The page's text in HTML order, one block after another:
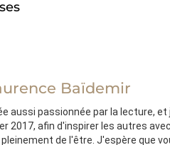
Baïdemir
aussi passionnée par la lecture, et
2017, afin d'inspirer les autres
de l'être. J'espère que